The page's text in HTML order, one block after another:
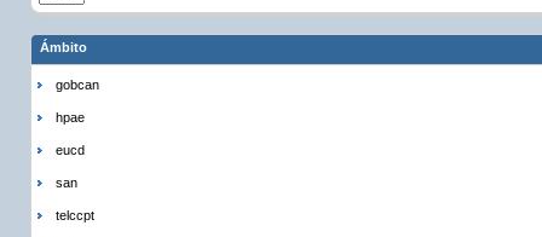
Ámbito
gobcan
hpae
eucd
san
telccpt